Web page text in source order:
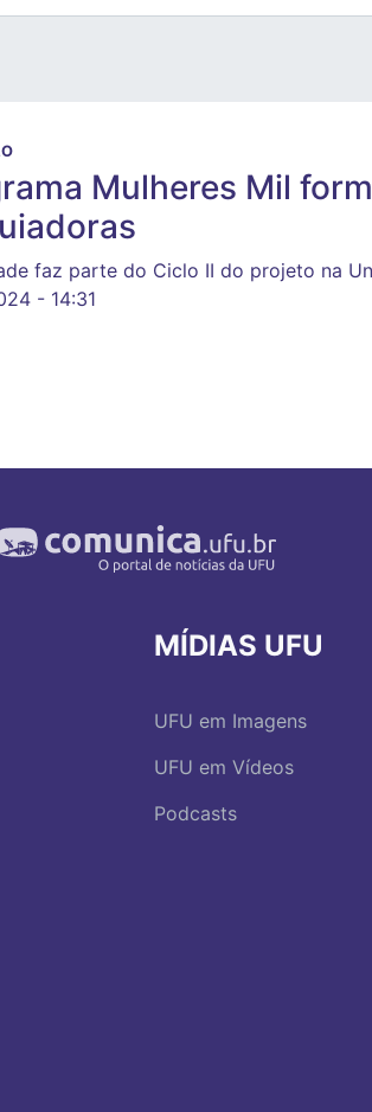
Mulheres Mil
faz parte do Ciclo II do projeto na
- 14:31
MÍDIAS UFU
UFU em Imagens
UFU em Vídeos
Podcasts